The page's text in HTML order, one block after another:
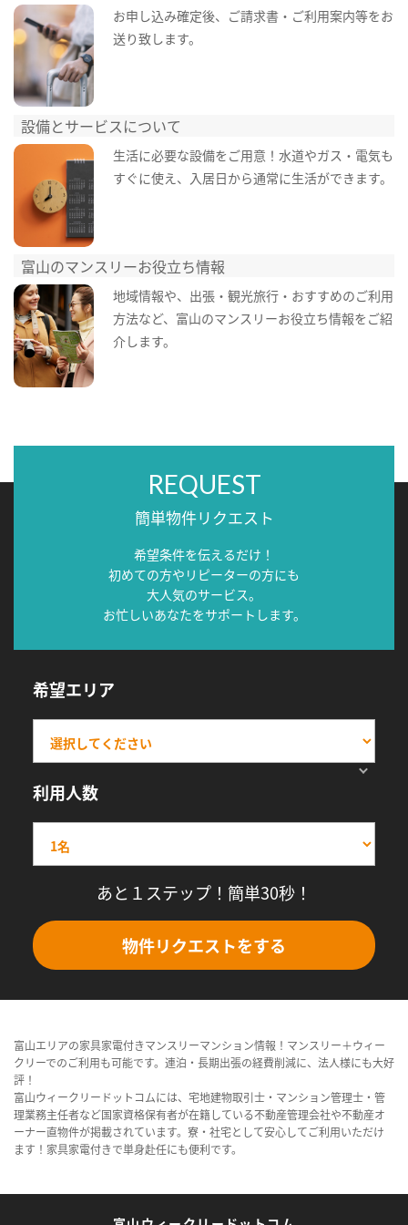
お申し込み確定後、ご請求書・ご利用案内等をお
送り致します。
設備とサービスについて
生活に必要な設備をご用意！水道やガス・電気も
すぐに使え、入居日から通常に生活ができます。
富山のマンスリーお役立ち情報
地域情報や、出張・観光旅行・おすすめのご利用
方法など、富山のマンスリーお役立ち情報をご紹
介します。
REQUEST
簡単物件リクエスト
希望条件を伝えるだけ！
初めての方やリピーターの方にも
大人気のサービス。
お忙しいあなたをサポートします。
希望エリア
利用人数
あと１ステップ！簡単30秒！
物件リクエストをする
富山エリアの家具家電付きマンスリーマンション情報！マンスリー＋ウィー
クリーでのご利用も可能です。連泊・長期出張の経費削減に、法人様にも大好
評！
富山ウィークリードットコムには、宅地建物取引士・マンション管理士・管
理業務主任者など国家資格保有者が在籍している不動産管理会社や不動産オ
ーナー直物件が掲載されています。寮・社宅として安心してご利用いただけ
ます！家具家電付きで単身赴任にも便利です。